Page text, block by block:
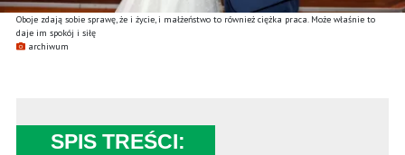
Oboje zdają sobie sprawę, że i życie, i małżeństwo to również ciężka praca. Może właśnie to
daje im spokój i siłę
archiwum
SPIS TREŚCI: